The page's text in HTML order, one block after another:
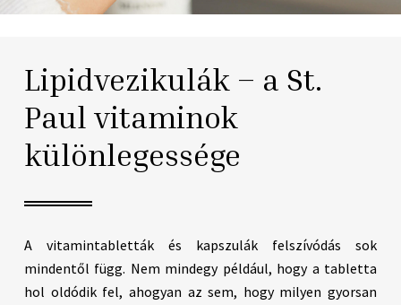
Lipidvezikulák – a St.
Paul vitaminok
különlegessége
A vitamintabletták és kapszulák felszívódás sok
mindentől függ. Nem mindegy például, hogy a tabletta
hol oldódik fel, ahogyan az sem, hogy milyen gyorsan